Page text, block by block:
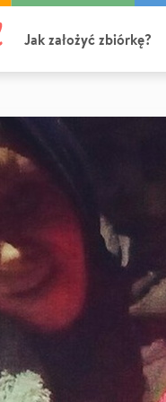
Jak założyć zbiórkę?